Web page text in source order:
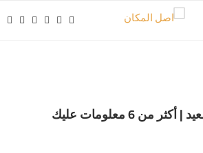
قرية النورس بورسعيد | أكثر من 6 معلومات عليك